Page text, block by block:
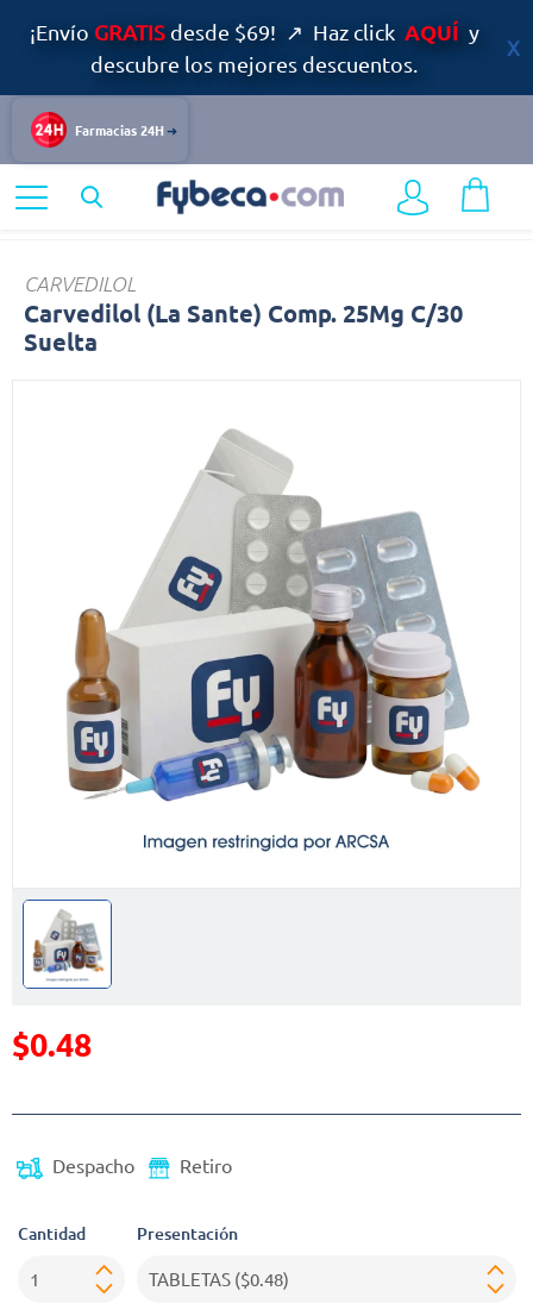
¡Envío GRATISdesde $69! ↗ Haz click AQUÍ y
descubre los mejores descuentos.
Farmacias 24H
Corazón
CARVEDILOL
Carvedilol (La Sante) Comp. 25Mg C/30
Suelta
$0.48
Despacho Retiro
Cantidad Presentación